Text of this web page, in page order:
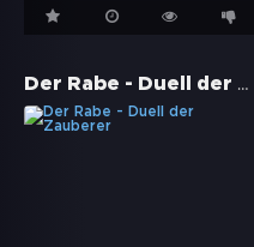
Der Rabe - Duell der Zauberer